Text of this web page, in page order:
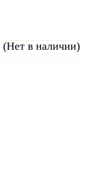
(Нет в наличии)